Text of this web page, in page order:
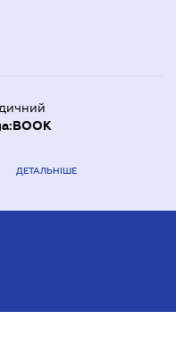
ДЕТАЛЬНІШЕ